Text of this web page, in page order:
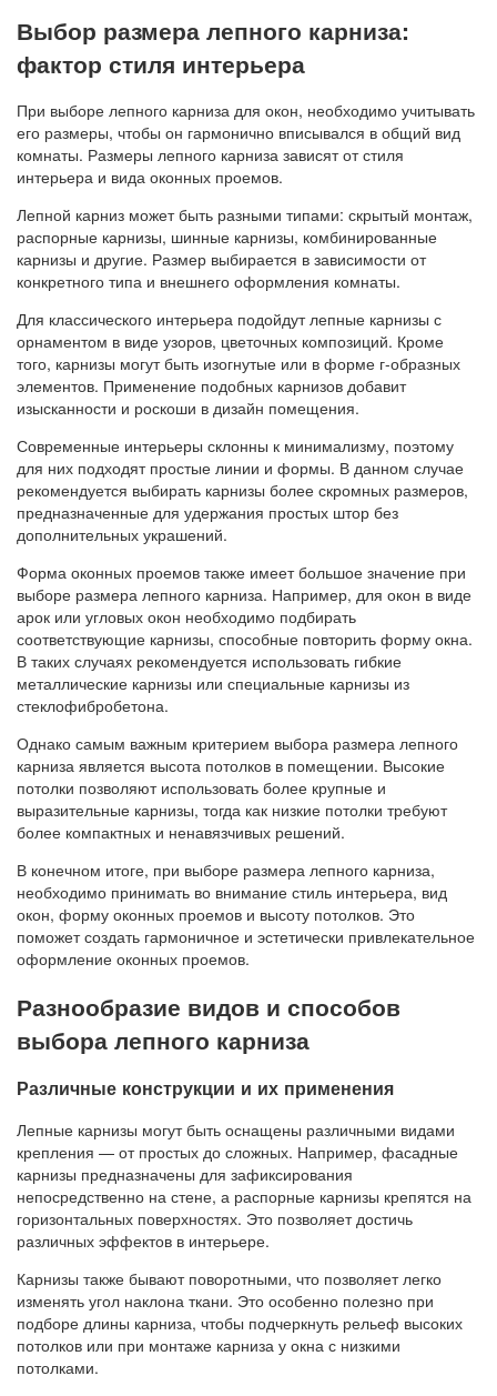
Выбор размера лепного карниза:
фактор стиля интерьера
При выборе лепного карниза для окон, необходимо учитывать
его размеры, чтобы он гармонично вписывался в общий вид
комнаты. Размеры лепного карниза зависят от стиля
интерьера и вида оконных проемов.
Лепной карниз может быть разными типами: скрытый монтаж,
распорные карнизы, шинные карнизы, комбинированные
карнизы и другие. Размер выбирается в зависимости от
конкретного типа и внешнего оформления комнаты.
Для классического интерьера подойдут лепные карнизы с
орнаментом в виде узоров, цветочных композиций. Кроме
того, карнизы могут быть изогнутые или в форме г-образных
элементов. Применение подобных карнизов добавит
изысканности и роскоши в дизайн помещения.
Современные интерьеры склонны к минимализму, поэтому
для них подходят простые линии и формы. В данном случае
рекомендуется выбирать карнизы более скромных размеров,
предназначенные для удержания простых штор без
дополнительных украшений.
Форма оконных проемов также имеет большое значение при
выборе размера лепного карниза. Например, для окон в виде
арок или угловых окон необходимо подбирать
соответствующие карнизы, способные повторить форму окна.
В таких случаях рекомендуется использовать гибкие
металлические карнизы или специальные карнизы из
стеклофибробетона.
Однако самым важным критерием выбора размера лепного
карниза является высота потолков в помещении. Высокие
потолки позволяют использовать более крупные и
выразительные карнизы, тогда как низкие потолки требуют
более компактных и ненавязчивых решений.
В конечном итоге, при выборе размера лепного карниза,
необходимо принимать во внимание стиль интерьера, вид
окон, форму оконных проемов и высоту потолков. Это
поможет создать гармоничное и эстетически привлекательное
оформление оконных проемов.
Разнообразие видов и способов
выбора лепного карниза
Различные конструкции и их применения
Лепные карнизы могут быть оснащены различными видами
крепления — от простых до сложных. Например, фасадные
карнизы предназначены для зафиксирования
непосредственно на стене, а распорные карнизы крепятся на
горизонтальных поверхностях. Это позволяет достичь
различных эффектов в интерьере.
Карнизы также бывают поворотными, что позволяет легко
изменять угол наклона ткани. Это особенно полезно при
подборе длины карниза, чтобы подчеркнуть рельеф высоких
потолков или при монтаже карниза у окна с низкими
потолками.